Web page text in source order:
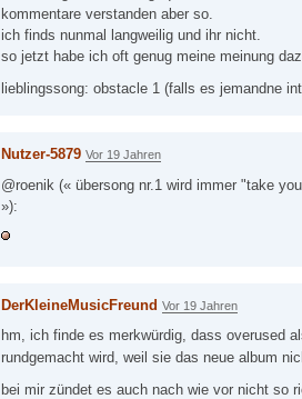
kommentare verstanden aber so.
ich finds nunmal langweilig und ihr nicht.
so jetzt habe ich oft genug meine meinung
lieblingssong: obstacle 1 (falls es jemandne
Nutzer-5879 Vor 19 Jahren
@roenik (« übersong nr.1 wird immer "take
»):
DerKleineMusicFreund Vor 19 Jahren
hm, ich finde es merkwürdig, dass overused
rundgemacht wird, weil sie das neue album
bei mir zündet es auch nach wie vor nicht so